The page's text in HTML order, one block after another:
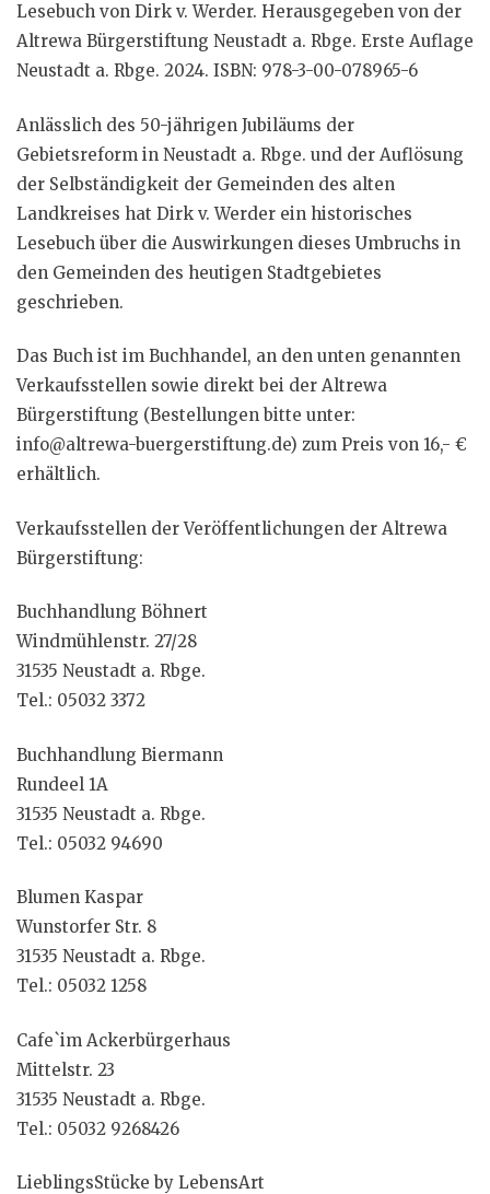
Lesebuch von Dirk v. Werder. Herausgegeben von der
Altrewa Bürgerstiftung Neustadt a. Rbge. Erste Auflage
Neustadt a. Rbge. 2024. ISBN: 978-3-00-078965-6
Anlässlich des 50-jährigen Jubiläums der
Gebietsreform in Neustadt a. Rbge. und der Auflösung
der Selbständigkeit der Gemeinden des alten
Landkreises hat Dirk v. Werder ein historisches
Lesebuch über die Auswirkungen dieses Umbruchs in
den Gemeinden des heutigen Stadtgebietes
geschrieben.
Das Buch ist im Buchhandel, an den unten genannten
Verkaufsstellen sowie direkt bei der Altrewa
Bürgerstiftung (Bestellungen bitte unter:
info@altrewa-buergerstiftung.de) zum Preis von 16,- €
erhältlich.
Verkaufsstellen der Veröffentlichungen der Altrewa
Bürgerstiftung:
Buchhandlung Böhnert
Windmühlenstr. 27/28
31535 Neustadt a. Rbge.
Tel.: 05032 3372
Buchhandlung Biermann
Rundeel 1A
31535 Neustadt a. Rbge.
Tel.: 05032 94690
Blumen Kaspar
Wunstorfer Str. 8
31535 Neustadt a. Rbge.
Tel.: 05032 1258
Cafe`im Ackerbürgerhaus
Mittelstr. 23
31535 Neustadt a. Rbge.
Tel.: 05032 9268426
LieblingsStücke by LebensArt